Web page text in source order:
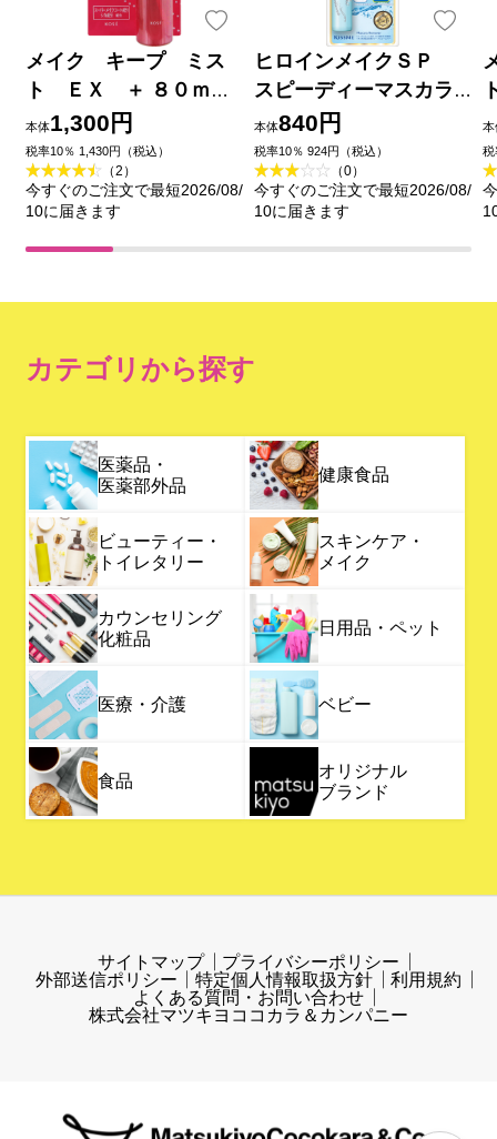
メイク キープ ミス
ト ＥＸ ＋ ８０ｍＬ
コーセー
本体1,300円
税率10％ 1,430円（税込）
（2）
今すぐのご注文で最短2026/08/
10に届きます
ヒロインメイクＳＰ
スピーディーマスカラ
リムーバー ６．６ｍＬ
伊勢半
本体840円
税率10％ 924円（税込）
（0）
今すぐのご注文で最短2026/08/
10に届きます
本
税
カテゴリから探す
医薬品・
医薬部外品
健康食品
ビューティー・
トイレタリー
スキンケア・
メイク
カウンセリング
化粧品
日用品・ペット
医療・介護 ベビー
食品
オリジナル
ブランド
サイトマップ
プライバシーポリシー
外部送信ポリシー
特定個人情報取扱方針
利用規約
よくある質問・お問い合わせ
株式会社マツキヨココカラ＆カンパニー